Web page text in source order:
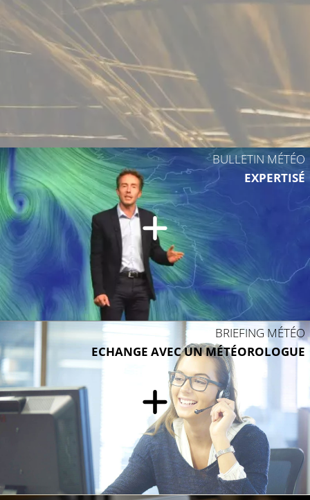
BULLETIN MÉTÉO
EXPERTISÉ
BRIEFING MÉTÉO
ECHANGE AVEC UN MÉTÉOROLOGUE